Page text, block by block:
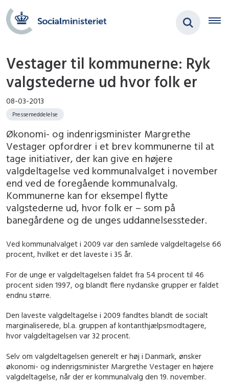
Vestager til kommunerne: Ryk
valgstederne ud hvor folk er
08-03-2013
Pressemeddelelse
Økonomi- og indenrigsminister Margrethe
Vestager opfordrer i et brev kommunerne til at
tage initiativer, der kan give en højere
valgdeltagelse ved kommunalvalget i november
end ved de foregående kommunalvalg.
Kommunerne kan for eksempel flytte
valgstederne ud, hvor folk er – som på
banegårdene og de unges uddannelsessteder.
Ved kommunalvalget i 2009 var den samlede valgdeltagelse 66
procent, hvilket er det laveste i 35 år.
For de unge er valgdeltagelsen faldet fra 54 procent til 46
procent siden 1997, og blandt flere nydanske grupper er faldet
endnu større.
Den laveste valgdeltagelse i 2009 fandtes blandt de socialt
marginaliserede, bl.a. gruppen af kontanthjælpsmodtagere,
hvor valgdeltagelsen var 32 procent.
Selv om valgdeltagelsen generelt er høj i Danmark, ønsker
økonomi- og indenrigsminister Margrethe Vestager en højere
valgdeltagelse, når der er kommunalvalg den 19. november.